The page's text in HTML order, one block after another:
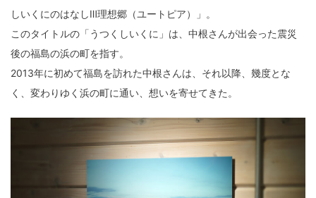
しいくにのはなしⅢ理想郷（ユートピア）」。
このタイトルの「うつくしいくに」は、中根さんが出会った震災
後の福島の浜の町を指す。
2013年に初めて福島を訪れた中根さんは、それ以降、幾度とな
く、変わりゆく浜の町に通い、想いを寄せてきた。